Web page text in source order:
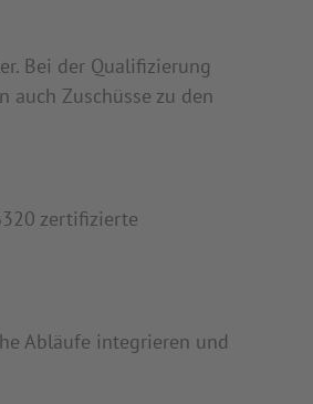
Bei der Qualifizierung
auch Zuschüsse zu den
zertifizierte
Abläufe integrieren und